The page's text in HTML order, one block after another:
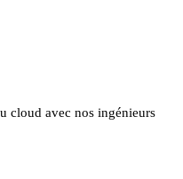
cloud avec nos ingénieurs